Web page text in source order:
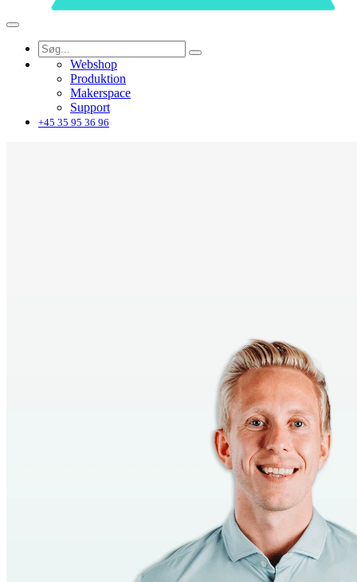
Webshop
Produktion
Makerspace
Support
+45 35 95 36 96